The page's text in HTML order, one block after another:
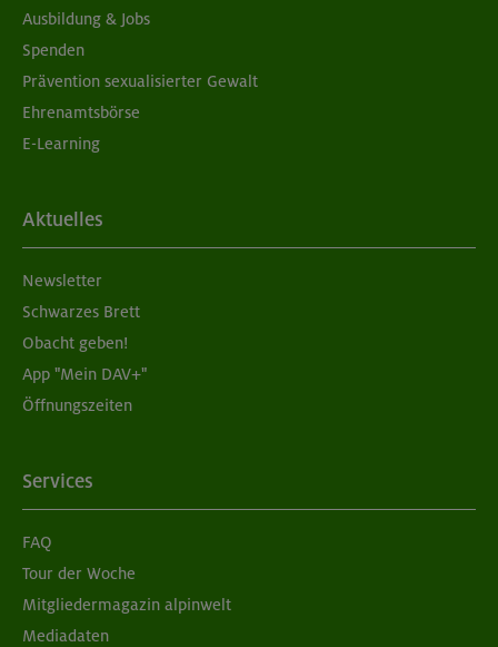
Ausbildung & Jobs
Spenden
Prävention sexualisierter Gewalt
Ehrenamtsbörse
E-Learning
Aktuelles
Newsletter
Schwarzes Brett
Obacht geben!
App "Mein DAV+"
Öffnungszeiten
Services
FAQ
Tour der Woche
Mitgliedermagazin alpinwelt
Mediadaten